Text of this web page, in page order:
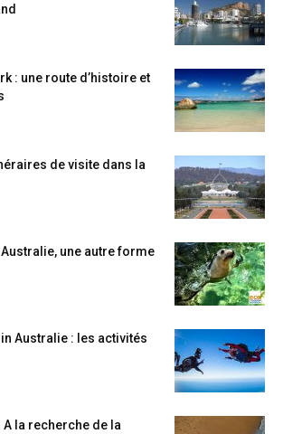
: une route d’histoire et
de visite dans la
Australie, une autre forme
Australie : les activités
la recherche de la